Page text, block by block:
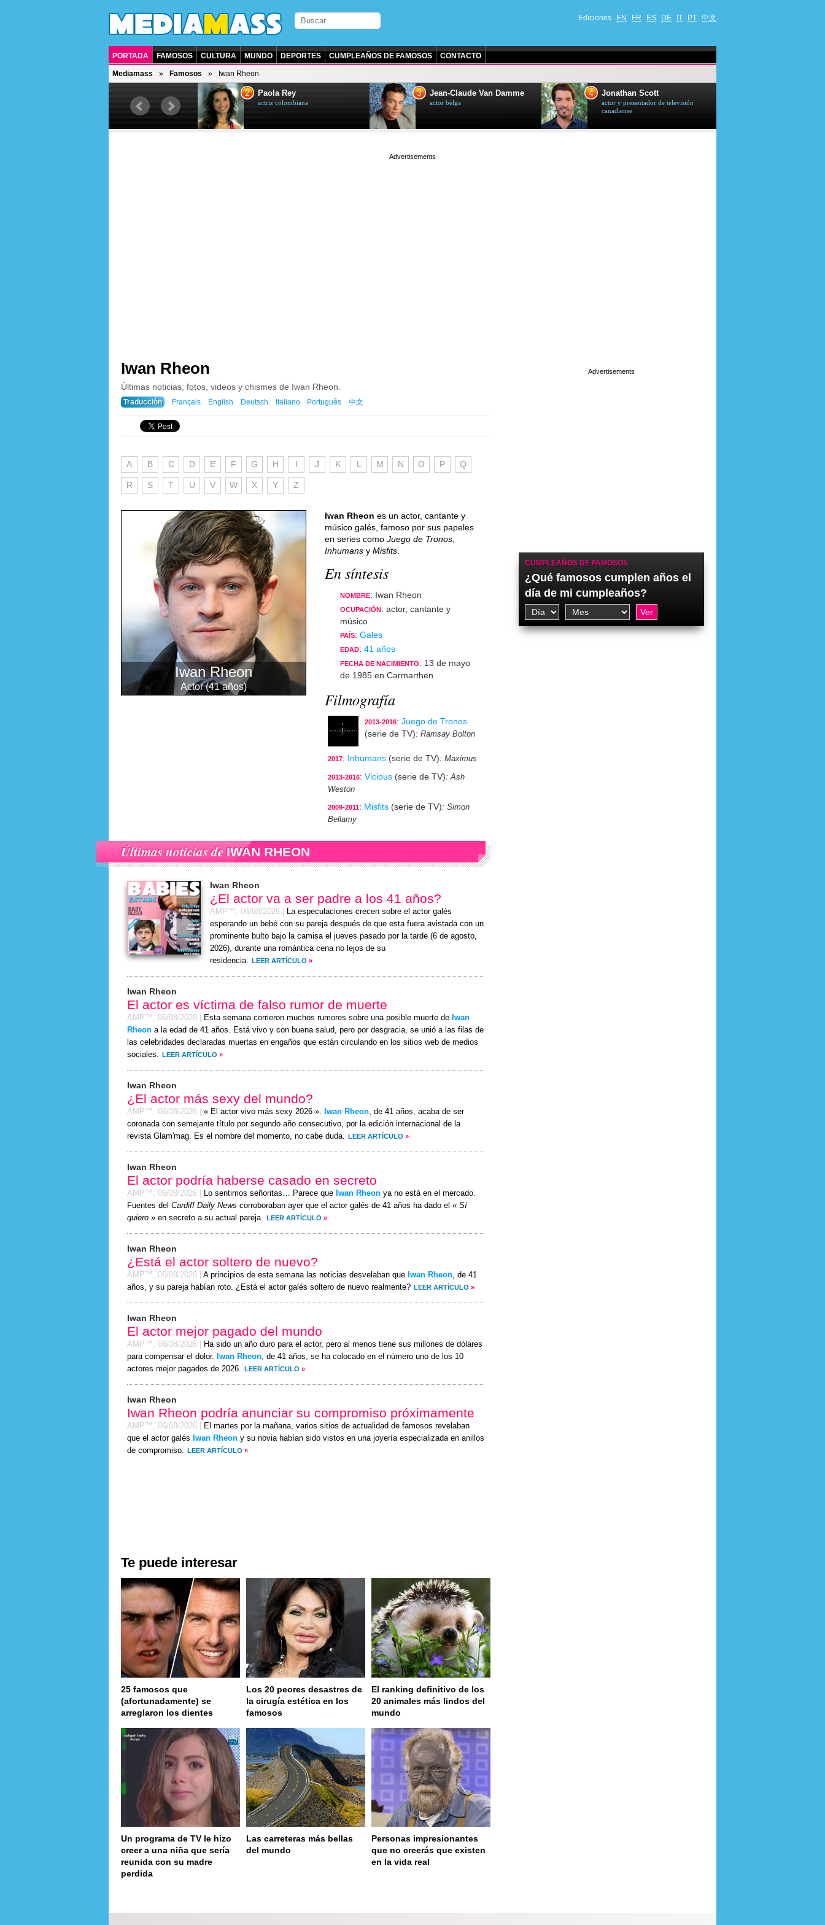
Ediciones EN FR ES DE IT PT 中文
PORTADA FAMOSOS CULTURA MUNDO DEPORTES CUMPLEAÑOS DE FAMOSOS CONTACTO
Mediamass Famosos Iwan Rheon
actor y presentador de televisión
2 Paola Rey
actriz colombiana
3 Jean-Claude Van Damme
actor belga
4 Jonathan Scott
actor y presentador de televisión
canadiense
Iwan Rheon
Últimas noticias, fotos, videos y chismes de Iwan Rheon.
Traducción Français English Deutsch Italiano Português 中文
A B C D E F G H I J K L M N O P Q
R S T U V W X Y Z
Iwan Rheon
Actor (41 años)
Iwan Rheon es un actor, cantante y
músico galés, famoso por sus papeles
en series como Juego de Tronos
Inhumans y Misfits
En síntesis
NOMBRE: Iwan Rheon
OCUPACIÓN: actor, cantante y
músico
PAÍS: Gales
EDAD: 41 años
FECHA DE NACIMIENTO: 13 de mayo
de 1985 en Carmarthen
Filmografía
2013-2016: Juego de Tronos
(serie de TV): Ramsay Bolton
2017: Inhumans (serie de TV): Maximus
2013-2016: Vicious (serie de TV): Ash
Weston
2009-2011: Misfits (serie de TV): Simon
Bellamy
Últimas noticias deIWAN RHEON
Iwan Rheon
¿El actor va a ser padre a los 41 años?
AMP™, 06/08/2026
La especulaciones crecen sobre el actor galés
esperando un bebé con su pareja después de que esta fuera avistada con un
prominente bulto bajo la camisa el jueves pasado por la tarde (6 de agosto,
2026), durante una romántica cena no lejos de su
residencia. LEER ARTÍCULO »
Iwan Rheon
El actor es víctima de falso rumor de muerte
AMP™, 06/08/2026 Esta semana corrieron muchos rumores sobre una posible muerte de Iwan
Rheon a la edad de 41 años. Está vivo y con buena salud, pero por desgracia, se unió a las filas de
las celebridades declaradas muertas en engaños que están circulando en los sitios web de medios
sociales. LEER ARTÍCULO »
Iwan Rheon
¿El actor más sexy del mundo?
AMP™, 06/08/2026 « El actor vivo más sexy 2026 ». Iwan Rheon, de 41 años, acaba de ser
coronada con semejante título por segundo año consecutivo, por la edición internacional de la
revista Glam'mag. Es el nombre del momento, no cabe duda. LEER ARTÍCULO »
Iwan Rheon
El actor podría haberse casado en secreto
AMP™, 06/08/2026 Lo sentimos señoritas… Parece que Iwan Rheon ya no está en el mercado.
Fuentes del Cardiff Daily News corroboraban ayer que el actor galés de 41 años ha dado el « Sí
quiero » en secreto a su actual pareja. LEER ARTÍCULO »
Iwan Rheon
¿Está el actor soltero de nuevo?
AMP™, 06/08/2026 A principios de esta semana las noticias desvelaban que Iwan Rheon, de 41
años, y su pareja habían roto. ¿Está el actor galés soltero de nuevo realmente? LEER ARTÍCULO »
Iwan Rheon
El actor mejor pagado del mundo
AMP™, 06/08/2026
Ha sido un año duro para el actor, pero al menos tiene sus millones de dólares
para compensar el dolor.
Iwan Rheon, de 41 años, se ha colocado en el número uno de los 10
actores mejor pagados de 2026. LEER ARTÍCULO »
Iwan Rheon
Iwan Rheon podría anunciar su compromiso próximamente
AMP™, 06/08/2026
El martes por la mañana, varios sitios de actualidad de famosos revelaban
que el actor galés
Iwan Rheon y su novia habían sido vistos en una joyería especializada en anillos
de compromiso. LEER ARTÍCULO »
Te puede interesar
25 famosos que
(afortunadamente) se
arreglaron los dientes
Los 20 peores desastres de
la cirugía estética en los
famosos
El ranking definitivo de los
20 animales más lindos del
mundo
Un programa de TV le hizo
creer a una niña que sería
reunida con su madre
perdida
Las carreteras más bellas
del mundo
Personas impresionantes
que no creerás que existen
en la vida real
CUMPLEAÑOS DE FAMOSOS
¿Qué famosos cumplen años el
día de mi cumpleaños?